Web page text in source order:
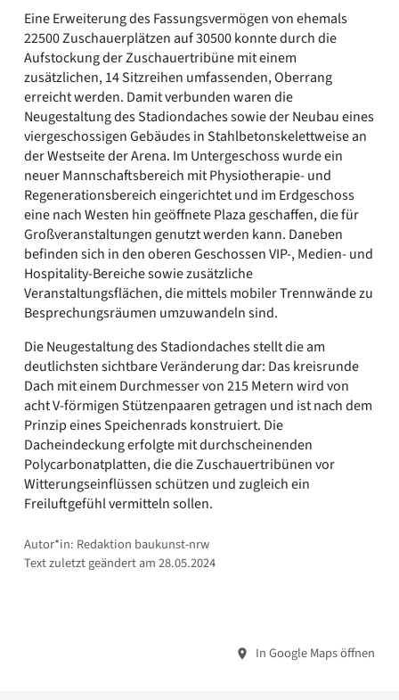
Eine Erweiterung des Fassungsvermögen von ehemals
22500 Zuschauerplätzen auf 30500 konnte durch die
Aufstockung der Zuschauertribüne mit einem
zusätzlichen, 14 Sitzreihen umfassenden, Oberrang
erreicht werden. Damit verbunden waren die
Neugestaltung des Stadiondaches sowie der Neubau eines
viergeschossigen Gebäudes in Stahlbetonskelettweise an
der Westseite der Arena. Im Untergeschoss wurde ein
neuer Mannschaftsbereich mit Physiotherapie- und
Regenerationsbereich eingerichtet und im Erdgeschoss
eine nach Westen hin geöffnete Plaza geschaffen, die für
Großveranstaltungen genutzt werden kann. Daneben
befinden sich in den oberen Geschossen VIP-, Medien- und
Hospitality-Bereiche sowie zusätzliche
Veranstaltungsflächen, die mittels mobiler Trennwände zu
Besprechungsräumen umzuwandeln sind.
Die Neugestaltung des Stadiondaches stellt die am
deutlichsten sichtbare Veränderung dar: Das kreisrunde
Dach mit einem Durchmesser von 215 Metern wird von
acht V-förmigen Stützenpaaren getragen und ist nach dem
Prinzip eines Speichenrads konstruiert. Die
Dacheindeckung erfolgte mit durchscheinenden
Polycarbonatplatten, die die Zuschauertribünen vor
Witterungseinflüssen schützen und zugleich ein
Freiluftgefühl vermitteln sollen.
Autor*in: Redaktion baukunst-nrw
Text zuletzt geändert am 28.05.2024
In Google Maps öffnen